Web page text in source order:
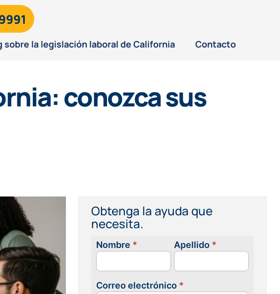
sobre la legislación laboral de California Contacto
conozca sus
Obtenga la ayuda que
necesita.
Contacta
nosotras
Nombre * Apellido *
Correo electrónico *